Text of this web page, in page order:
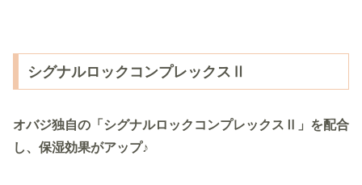
シグナルロックコンプレックスⅡ
オバジ独自の「シグナルロックコンプレックスⅡ」を配合
し、保湿効果がアップ♪